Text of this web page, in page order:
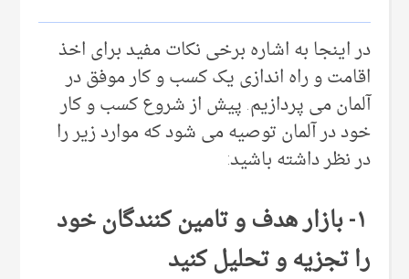
در اینجا به اشاره برخی نکات مفید برای اخذ
اقامت و راه اندازی یک کسب و کار موفق در
آلمان می پردازیم. پیش از شروع کسب و کار
خود در آلمان توصیه می شود که موارد زیر را
در نظر داشته باشید:
۱- بازار هدف و تامین کنندگان خود
را تجزیه و تحلیل کنید